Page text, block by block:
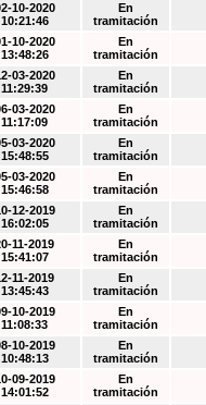
10-2020
10:21:46
En
tramitación
10-2020
13:48:26
En
tramitación
03-2020
11:29:39
En
tramitación
03-2020
11:17:09
En
tramitación
03-2020
15:48:55
En
tramitación
03-2020
15:46:58
En
tramitación
12-2019
16:02:05
En
tramitación
11-2019
15:41:07
En
tramitación
11-2019
13:45:43
En
tramitación
10-2019
11:08:33
En
tramitación
10-2019
10:48:13
En
tramitación
09-2019
14:01:52
En
tramitación